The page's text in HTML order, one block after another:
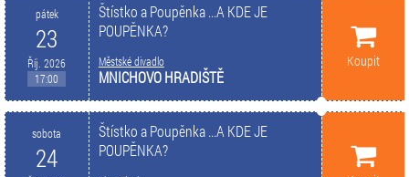
pátek
23
Říj. 2026
17:00
Štístko a Poupěnka ...A KDE JE
POUPĚNKA?
Městské divadlo
MNICHOVO HRADIŠTĚ
Koupit
sobota
24
Štístko a Poupěnka ...A KDE JE
POUPĚNKA?